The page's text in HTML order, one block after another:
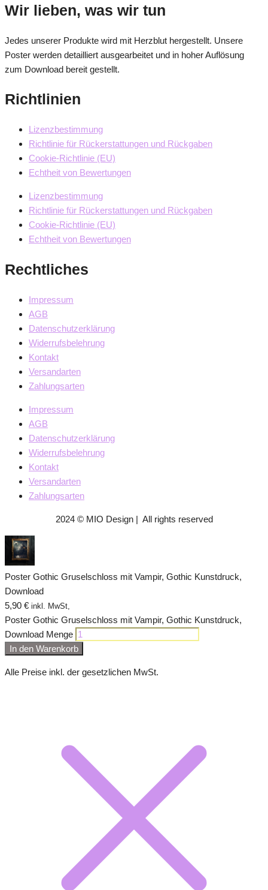
Wir lieben, was wir tun
Jedes unserer Produkte wird mit Herzblut hergestellt. Unsere
Poster werden detailliert ausgearbeitet und in hoher Auflösung
zum Download bereit gestellt.
Richtlinien
Lizenzbestimmung
Richtlinie für Rückerstattungen und Rückgaben
Cookie-Richtlinie (EU)
Echtheit von Bewertungen
Lizenzbestimmung
Richtlinie für Rückerstattungen und Rückgaben
Cookie-Richtlinie (EU)
Echtheit von Bewertungen
Rechtliches
Impressum
AGB
Datenschutzerklärung
Widerrufsbelehrung
Kontakt
Versandarten
Zahlungsarten
Impressum
AGB
Datenschutzerklärung
Widerrufsbelehrung
Kontakt
Versandarten
Zahlungsarten
2024 © MIO Design | All rights reserved
Poster Gothic Gruselschloss mit Vampir, Gothic Kunstdruck,
Download
5,90 € inkl. MwSt,
Poster Gothic Gruselschloss mit Vampir, Gothic Kunstdruck,
Download Menge
In den Warenkorb
Alle Preise inkl. der gesetzlichen MwSt.